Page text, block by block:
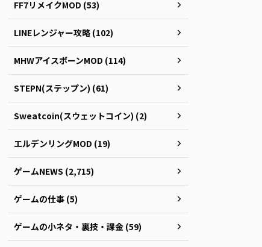
FF7リメイクMOD (53)
LINEレンジャー攻略 (102)
MHWアイスボーンMOD (114)
STEPN(ステップン) (61)
Sweatcoin(スウェットコイン) (2)
エルデンリングMOD (19)
ゲームNEWS (2,715)
ゲームの仕事 (5)
ゲームの小ネタ・裏技・課金 (59)